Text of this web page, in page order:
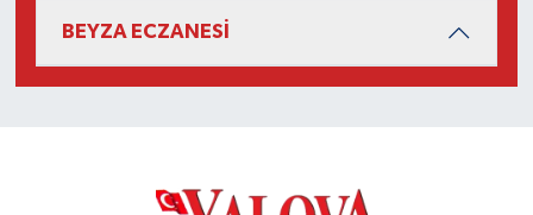
BEYZA ECZANESİ